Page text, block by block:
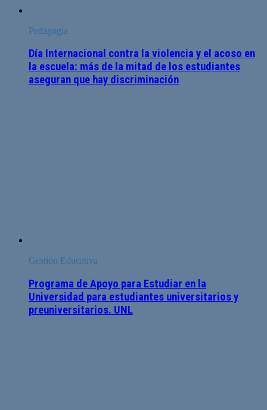
Pedagogía
Día Internacional contra la violencia y el acoso en
la escuela: más de la mitad de los estudiantes
aseguran que hay discriminación
Gestión Educativa
Programa de Apoyo para Estudiar en la
Universidad para estudiantes universitarios y
preuniversitarios. UNL